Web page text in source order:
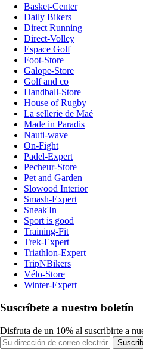
Basket-Center
Daily Bikers
Direct Running
Direct-Volley
Espace Golf
Foot-Store
Galope-Store
Golf and co
Handball-Store
House of Rugby
La sellerie de Maé
Made in Paradis
Nauti-wave
On-Fight
Padel-Expert
Pecheur-Store
Pet and Garden
Slowood Interior
Smash-Expert
Sneak'In
Sport is good
Training-Fit
Trek-Expert
Triathlon-Expert
TripNBikers
Vélo-Store
Winter-Expert
Suscríbete a nuestro boletín
Disfruta de un 10% al suscribirte a